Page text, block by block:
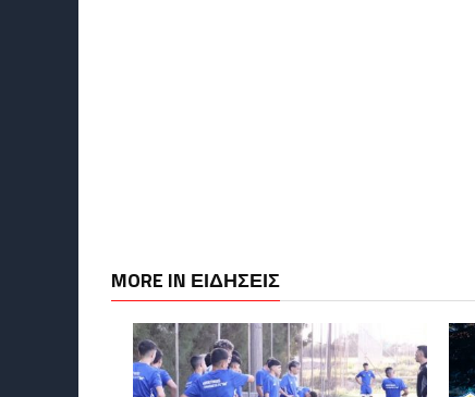
MORE IN ΕΙΔΗΣΕΙΣ